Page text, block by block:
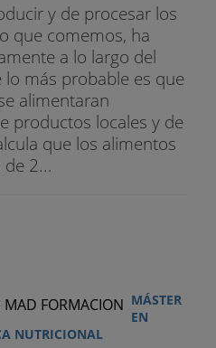
y de procesar los
que comemos, ha
a lo largo del
más probable es que
alimentaran
productos locales y de
que los alimentos
2...
MÁSTER
EN
NUTRICIONAL